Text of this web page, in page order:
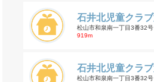
石井北児童クラ
松山市和泉南一丁目3番32号
919m
石井北児童クラ
松山市和泉南一丁目3番32号